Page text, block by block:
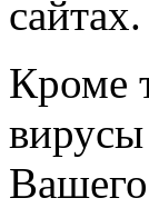
сайтах.
Кроме